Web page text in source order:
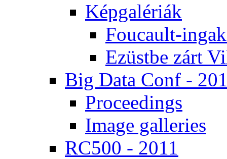
Kép­ga­lé­ri­ák
Fo­u­ca­ult-
Ezüst­be zárt
Big Da­ta Conf -
Pro­ce­e­dings
Image gal­le­ri­es
RC500 - 2011